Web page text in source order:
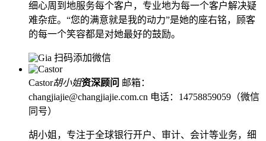
细心周到地服务每个客户，专业地为每一个客户解决疑
难杂症。“您的满意就是我的动力”是她的座右铭，顾客
的每一个笑容都是对她最好的鼓励。
扫码添加微信
Castor胡小姐资深顾问 邮箱：
changjiajie@changjiajie.com.cn 电话：14758859059（微信
同号）
胡小姐，专注于全球银行开户、审计、会计等业务，细